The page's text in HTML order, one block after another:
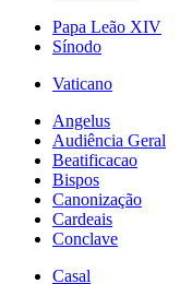
Papa Leão XIV
Sínodo
Vaticano
Angelus
Audiência Geral
Beatificacao
Bispos
Canonização
Cardeais
Conclave
Casal